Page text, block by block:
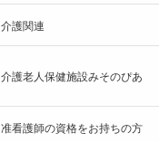
介護関連
介護老人保健施設みそのぴあ
准看護師の資格をお持ちの方